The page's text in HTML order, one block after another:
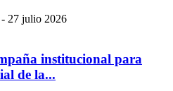
- 27 julio 2026
institucional para
de la...